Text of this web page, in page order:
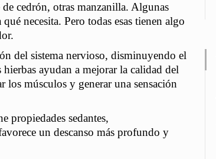
cedrón, otras manzanilla. Algunas
necesita. Pero todas esas tienen algo
del sistema nervioso, disminuyendo el
ayudan a mejorar la calidad del
los músculos y generar una sensación
propiedades sedantes,
un descanso más profundo y